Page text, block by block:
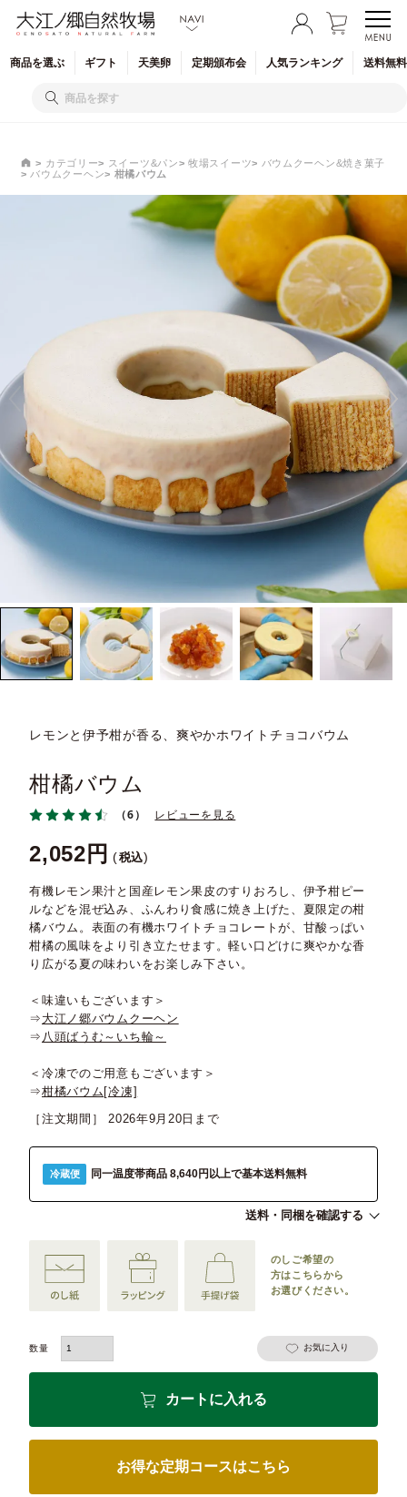
商品を選ぶ ギフト 天美卵 定期頒布会 人気ランキング 送料無
カテゴリー スイーツ&パン 牧場スイーツ
バウムクーヘン&焼き菓子
バウムクーヘン
柑橘バウム
レモンと伊予柑が香る、爽やかホワイトチョコバウム
柑橘バウム
（6） レビューを見る
2,052 税込
有機レモン果汁と国産レモン果皮のすりおろし、伊予柑ピー
ルなどを混ぜ込み、ふんわり食感に焼き上げた、夏限定の柑
橘バウム。表面の有機ホワイトチョコレートが、甘酸っぱい
柑橘の風味をより引き立たせます。軽い口どけに爽やかな香
り広がる夏の味わいをお楽しみ下さい。
＜味違いもございます＞
⇒ 大江ノ郷バウムクーヘン
⇒ 八頭ばうむ～いち輪～
＜冷凍でのご用意もございます＞
⇒柑橘バウム[冷凍]
［注文期間］
2026年9月20日
冷蔵便 同一温度帯商品 8,640円以上で基本送料無料
送料・同梱を確認する
のしご希望の
方はこちらから
お選びください。
お気に入り
カートに入れる
お得な定期コースはこちら